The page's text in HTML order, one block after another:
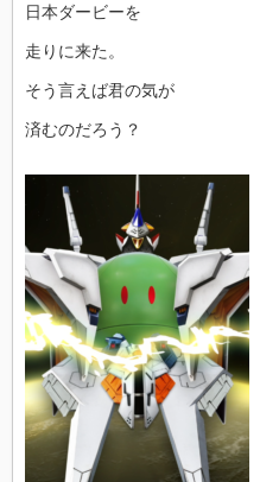
日本ダービーを
走りに来た。
そう言えば君の気が
済むのだろう？